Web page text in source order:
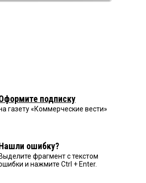
подписку
газету «Коммерческие вести»
ошибку?
Выделите фрагмент с текстом
и нажмите Ctrl + Enter.